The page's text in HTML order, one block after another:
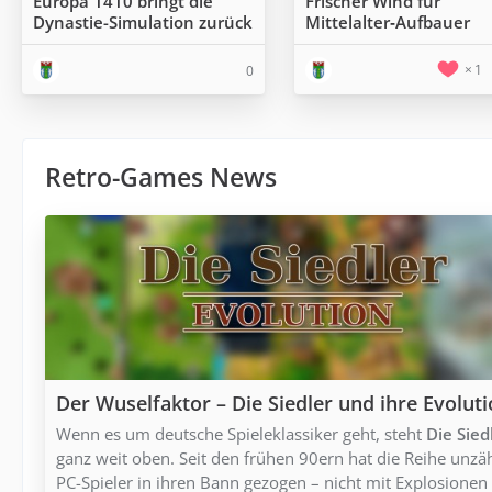
Dynastie-Simulation zurück
0
Mittelalter‑Aufbauer
1
Retro-Games News
Der Wuselfaktor – Die Siedler und ihre
Wenn es um deutsche Spieleklassiker geht, steht Die
ganz weit oben. Seit den frühen 90ern hat die Reihe
PC-Spieler in ihren Bann gezogen – nicht mit